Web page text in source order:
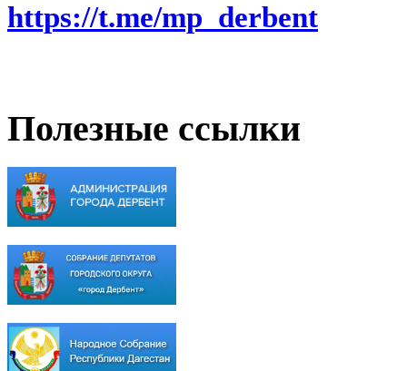
https://t.me/mp_derbent
Полезные ссылки